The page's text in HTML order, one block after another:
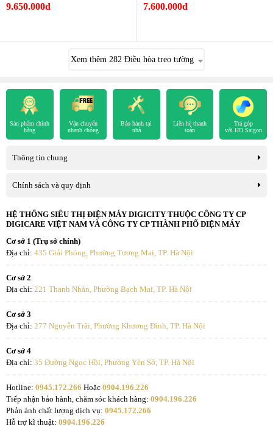
9.650.000đ 7.600.000đ
Xem thêm 282 Điều hòa treo tường
Sản phẩm chính
hãng
Vận chuyển
nhanh chóng
Bảo hành tại
nhà
Liên hệ thanh
toán
Trả góp
với HD Saigon
Thông tin chung
Chính sách và quy định
HỆ THỐNG SIÊU THỊ ĐIỆN MÁY DIGICITY THUỘC CÔNG TY CP
DIGICARE VIỆT NAM VÀ CÔNG TY CP THÀNH PHỐ ĐIỆN MÁY
Cơ sở 1 (Trụ sở chính)
Địa chỉ: 435 Giải Phóng, Phường Tương Mai, TP. Hà Nội
Cơ sở 2
Địa chỉ: 221 Thanh Nhàn, Phường Bạch Mai, TP. Hà Nội
Cơ sở 3
Địa chỉ: 277 Nguyễn Trãi, Phường Khương Đình, TP. Hà Nội
Cơ sở 4
Địa chỉ: 35 Đường Ngọc Hồi, Phường Yên Sở, TP. Hà Nội
Hotline: 0945.172.266 Hoặc 0904.196.226
Tiếp nhận bảo hành, chăm sóc khách hàng: 0904.196.226
Phản ánh chất lượng dịch vụ: 0945.172.266
Hỗ trợ kĩ thuật: 0904.196.226